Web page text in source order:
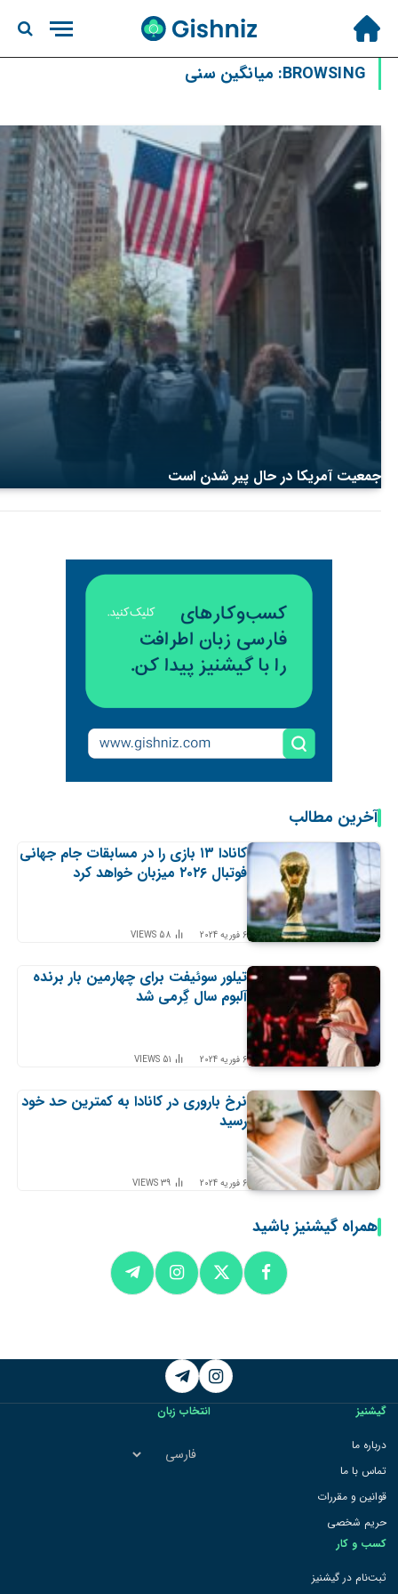
BROWSING: میانگین سنی
جمعیت آمریکا در حال پیر شدن است
آخرین مطالب
کانادا ۱۳ بازی را در مسابقات جام جهانی
فوتبال ۲۰۲۶ میزبان خواهد کرد
6 فوریه 2024 58
VIEWS
تیلور سوئیفت برای چهارمین بار برنده
آلبوم سال گِرمی شد
6 فوریه 2024 51
VIEWS
نرخ باروری در کانادا به کمترین حد خود
رسید
6 فوریه 2024 39
VIEWS
همراه گیشنیز باشید
Instagram
Telegram
گیشنیز
درباره ما
تماس با ما
قوانین و مقررات
حریم شخصی
کسب و کار
ثبت‌نام در گیشنیز
انتخاب زبان
انتخاب
زبان